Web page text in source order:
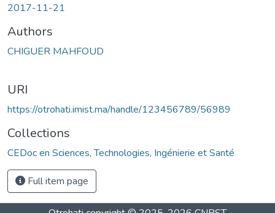
2017-11-21
Authors
CHIGUER MAHFOUD
URI
https://otrohati.imist.ma/handle/123456789/56989
Collections
CEDoc en Sciences, Technologies, Ingénierie et Santé
Full item page